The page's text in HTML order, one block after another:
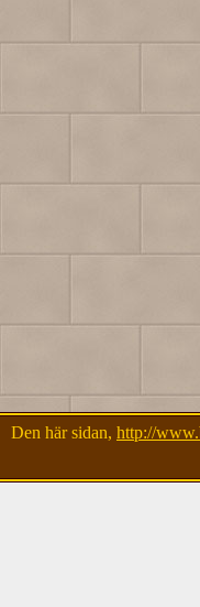
Den här sidan, http://